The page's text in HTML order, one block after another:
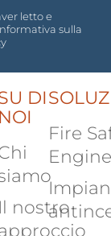
letto e
sulla
DI
NOI
Il nostro
Fire